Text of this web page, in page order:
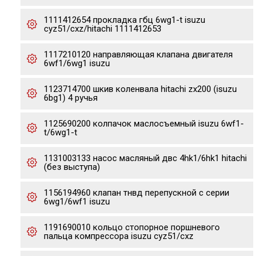
1111412654 прокладка гбц 6wg1-t isuzu
cyz51/cxz/hitachi 1111412653
1117210120 направляющая клапана двигателя
6wf1/6wg1 isuzu
1123714700 шкив коленвала hitachi zx200 (isuzu
6bg1) 4 ручья
1125690200 колпачок маслосъемный isuzu 6wf1-
t/6wg1-t
1131003133 насос масляный двс 4hk1/6hk1 hitachi
(без выступа)
1156194960 клапан тнвд перепускной с серии
6wg1/6wf1 isuzu
1191690010 кольцо стопорное поршневого
пальца компрессора isuzu cyz51/cxz